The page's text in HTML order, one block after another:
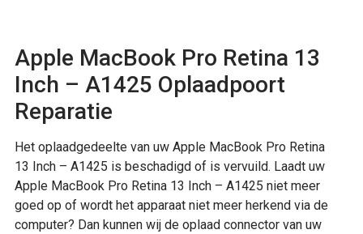
Apple MacBook Pro Retina 13
Inch – A1425 Oplaadpoort
Reparatie
Het oplaadgedeelte van uw Apple MacBook Pro Retina
13 Inch – A1425 is beschadigd of is vervuild. Laadt uw
Apple MacBook Pro Retina 13 Inch – A1425 niet meer
goed op of wordt het apparaat niet meer herkend via de
computer? Dan kunnen wij de oplaad connector van uw